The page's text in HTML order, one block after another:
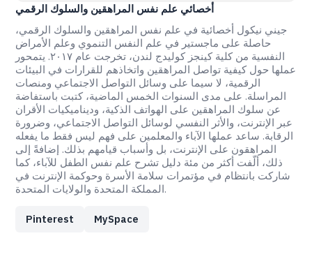
أخصائي علم نفس المراهقين والسلوك الرقمي
جيني نيكول أخصائية في علم نفس المراهقين والسلوك الرقمي،
حاصلة على ماجستير في علم النفس التنموي وعلم الأمراض
النفسية من كلية كينجز كوليدج لندن، تخرجت عام ٢٠١٧. يتمحور
عملها حول كيفية تواصل المراهقين واتخاذهم للقرارات في البيئات
الرقمية، لا سيما على وسائل التواصل الاجتماعي ومنصات
المراسلة. على مدى السنوات الخمس الماضية، كتبت باستفاضة
عن سلوك المراهقين على الهواتف الذكية، وديناميكيات الأقران
عبر الإنترنت، والأثر النفسي لوسائل التواصل الاجتماعي، وضرورة
الرقابة. ساعد عملها الآباء والمعلمين على فهم ليس فقط ما يفعله
المراهقون على الإنترنت، بل وأسباب قيامهم بذلك. إضافةً إلى
ذلك، ألّفت أكثر من مئة دليل تشرح علم نفس الطفل للآباء، كما
شاركت بانتظام في مؤتمرات سلامة الأسرة وحوكمة الإنترنت في
المملكة المتحدة والولايات المتحدة.
Pinterest MySpace